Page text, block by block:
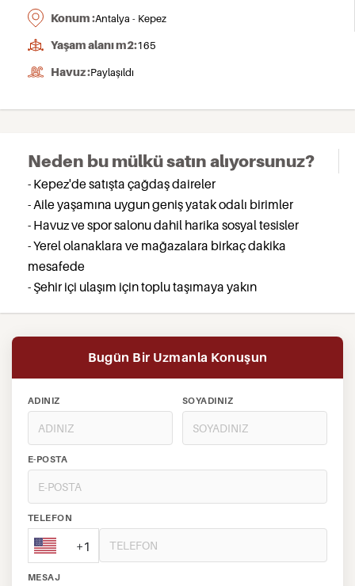
Konum :Antalya - Kepez
Yaşam alanı m2:165
Havuz :Paylaşıldı
Neden bu mülkü satın alıyorsunuz?
- Kepez'de satışta çağdaş daireler
- Aile yaşamına uygun geniş yatak odalı birimler
- Havuz ve spor salonu dahil harika sosyal tesisler
- Yerel olanaklara ve mağazalara birkaç dakika
mesafede
- Şehir içi ulaşım için toplu taşımaya yakın
Bugün Bir Uzmanla Konuşun
ADINIZ SOYADINIZ
E-POSTA
TELEFON
+1
MESAJ